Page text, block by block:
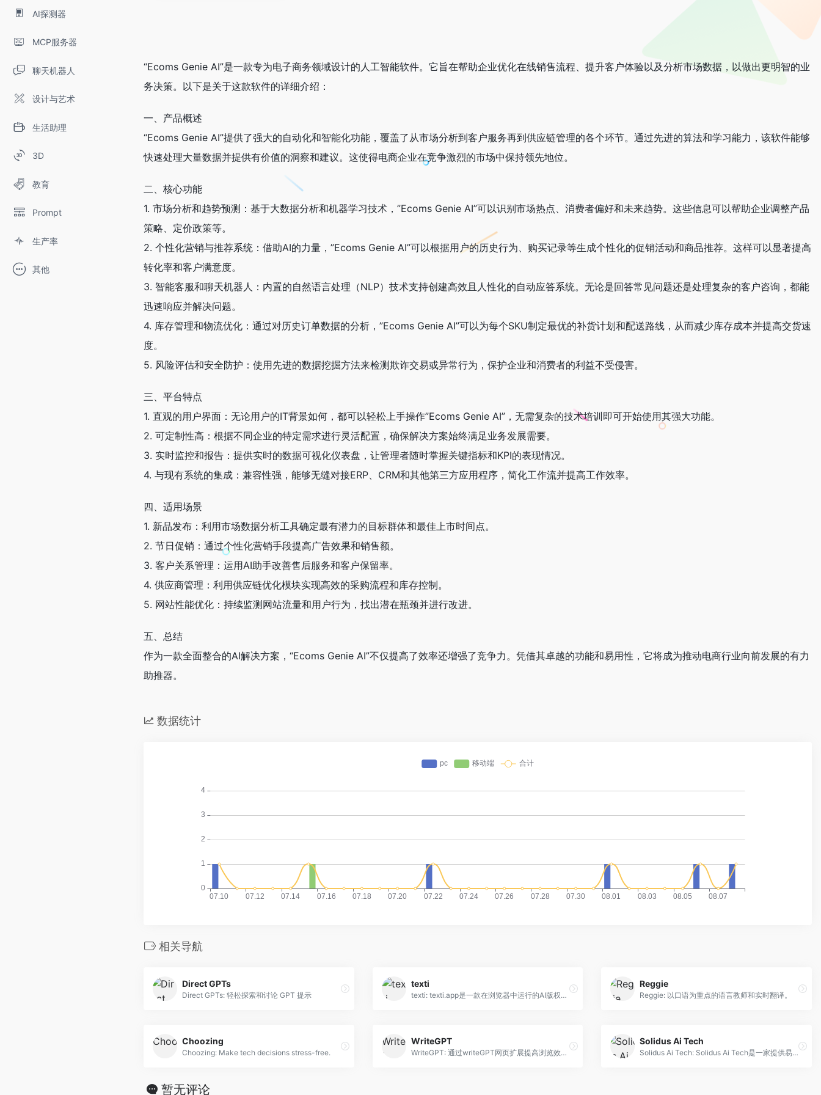
AI探测器
MCP服务器
聊天机器人
设计与艺术
生活助理
3D
教育
Prompt
生产率
其他
“Ecoms Genie AI”是一款专为电子商务领域设计的人工智能软件。它旨在帮助企业优化在线销售流程、提升客户体验以及分析市场数据，以做出更明智的业
务决策。以下是关于这款软件的详细介绍：
一、产品概述
“Ecoms Genie AI”提供了强大的自动化和智能化功能，覆盖了从市场分析到客户服务再到供应链管理的各个环节。通过先进的算法和学习能力，该软件能够
快速处理大量数据并提供有价值的洞察和建议。这使得电商企业在竞争激烈的市场中保持领先地位。
二、核心功能
1. 市场分析和趋势预测：基于大数据分析和机器学习技术，”Ecoms Genie AI”可以识别市场热点、消费者偏好和未来趋势。这些信息可以帮助企业调整产品
策略、定价政策等。
2. 个性化营销与推荐系统：借助AI的力量，”Ecoms Genie AI”可以根据用户的历史行为、购买记录等生成个性化的促销活动和商品推荐。这样可以显著提高
转化率和客户满意度。
3. 智能客服和聊天机器人：内置的自然语言处理（NLP）技术支持创建高效且人性化的自动应答系统。无论是回答常见问题还是处理复杂的客户咨询，都能
迅速响应并解决问题。
4. 库存管理和物流优化：通过对历史订单数据的分析，”Ecoms Genie AI”可以为每个SKU制定最优的补货计划和配送路线，从而减少库存成本并提高交货速
度。
5. 风险评估和安全防护：使用先进的数据挖掘方法来检测欺诈交易或异常行为，保护企业和消费者的利益不受侵害。
三、平台特点
1. 直观的用户界面：无论用户的IT背景如何，都可以轻松上手操作”Ecoms Genie AI”，无需复杂的技术培训即可开始使用其强大功能。
2. 可定制性高：根据不同企业的特定需求进行灵活配置，确保解决方案始终满足业务发展需要。
3. 实时监控和报告：提供实时的数据可视化仪表盘，让管理者随时掌握关键指标和KPI的表现情况。
4. 与现有系统的集成：兼容性强，能够无缝对接ERP、CRM和其他第三方应用程序，简化工作流并提高工作效率。
四、适用场景
1. 新品发布：利用市场数据分析工具确定最有潜力的目标群体和最佳上市时间点。
2. 节日促销：通过个性化营销手段提高广告效果和销售额。
3. 客户关系管理：运用AI助手改善售后服务和客户保留率。
4. 供应商管理：利用供应链优化模块实现高效的采购流程和库存控制。
5. 网站性能优化：持续监测网站流量和用户行为，找出潜在瓶颈并进行改进。
五、总结
作为一款全面整合的AI解决方案，“Ecoms Genie AI”不仅提高了效率还增强了竞争力。凭借其卓越的功能和易用性，它将成为推动电商行业向前发展的有力
助推器。
数据统计
相关导航
Direct GPTs
Direct GPTs: 轻松探索和讨论 GPT 提示
texti
texti: texti.app是一款在浏览器中运行的AI版权助手，帮助您进行内容战略和增长。
Reggie
Reggie: 以口语为重点的语言教师和实时翻译。
Choozing
Choozing: Make tech decisions stress-free.
WriteGPT
WriteGPT: 通过writeGPT网页扩展提高浏览效率和优化内容创建。
Solidus Ai Tech
Solidus Ai Tech: Solidus Ai Tech是一家提供易用的人工智能服务和区块链技术的公司。
暂无评论